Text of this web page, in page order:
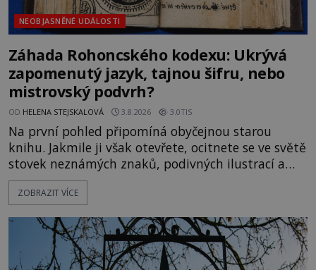
NEOBJASNĚNÉ UDÁLOSTI
Záhada Rohoncského kodexu: Ukrývá
zapomenutý jazyk, tajnou šifru, nebo
mistrovský podvrh?
OD HELENA STEJSKALOVÁ 3.8.2026 3.0TIS
Na první pohled připomíná obyčejnou starou
knihu. Jakmile ji však otevřete, ocitnete se ve světě
stovek neznámých znaků, podivných ilustrací a
textu, který už téměř dvě století vzdoruje všem
pokusům o rozluštění. Rohoncský kodex patří mezi
jistotou neví, kdo jej napsal, kdy vznikl ani co
vlastně vypráví. Rohoncský kodex se poprvé
objevuje v roce
ZOBRAZIT VÍCE